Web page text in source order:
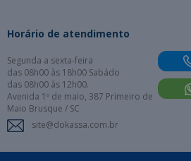
Horário de atendimento
Segunda a sexta-feira
das 08h00 às 18h00 Sabádo
das 08h00 às 12h00.
Avenida 1º de maio, 387 Primeiro de
Maio Brusque / SC
site@dokassa.com.br